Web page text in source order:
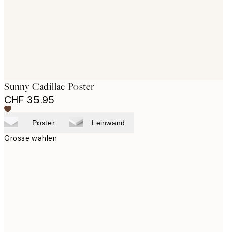
Sunny Cadillac Poster
CHF 35.95
Poster Leinwand
Grösse wählen